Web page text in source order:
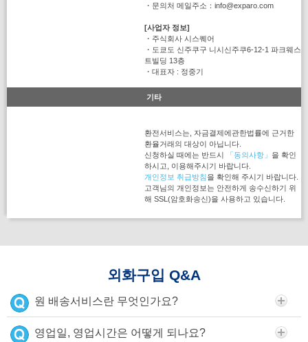
・문의처 메일주소：info@exparo.com
[사업자 정보]
・주식회사 시스퀘어
・도쿄도 신주쿠구 니시신주쿠6-12-1 파크웨스
트빌딩 13층
・대표자 : 정중기
기타
환전서비스는, 자금결제에관한법률에 근거한
환율거래의 대상이 아닙니다.
신청하실 때에는 반드시
「동의사항」 을 확인
하시고, 이용해주시기 바랍니다.
개인정보 취급방침을 확인해 주시기 바랍니다.
고객님의 개인정보는 안전하게 송수신하기 위
해 SSL(암호화송신)을 사용하고 있습니다.
외화구입 Q&A
원 배송서비스란 무엇인가요?
영업일, 영업시간은 어떻게 되나요?